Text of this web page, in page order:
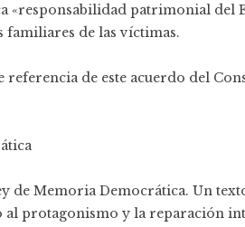
patrimonial del
familiares de las víctimas.
de este acuerdo del
de Memoria Democrática. Un
al protagonismo y la reparación